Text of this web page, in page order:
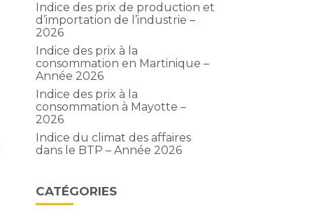
Indice des prix de production et
d’importation de l’industrie –
2026
Indice des prix à la
consommation en Martinique –
Année 2026
Indice des prix à la
consommation à Mayotte –
2026
Indice du climat des affaires
dans le BTP – Année 2026
CATÉGORIES